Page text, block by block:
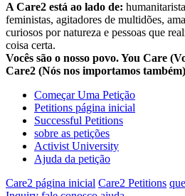
A Care2 está ao lado de:
feministas, agitadores de multidões,
curiosos por natureza e pessoas que
coisa certa.
Vocês são o nosso povo. You Care
Care2 (Nós nos importamos
Começar Uma Petição
Petitions página inicial
Successful Petitions
sobre as petições
Activist University
Ajuda da petição
Care2 página inicial Care2 Petitions